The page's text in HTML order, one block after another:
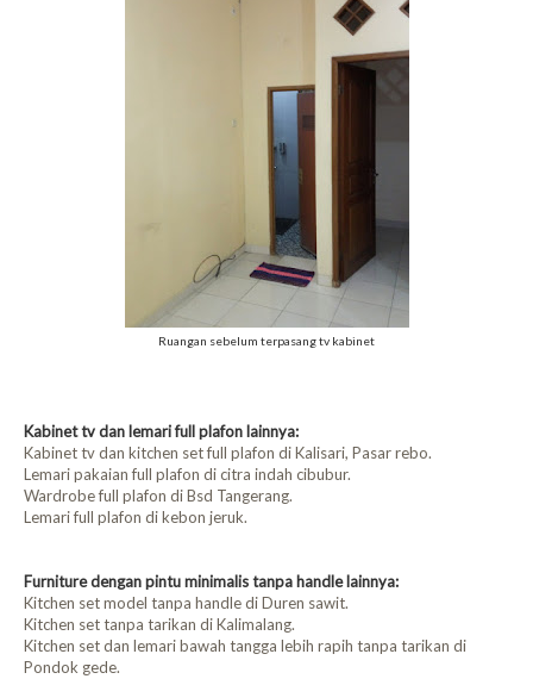
Ruangan sebelum terpasang tv kabinet
Kabinet tv dan lemari full plafon lainnya:
Kabinet tv dan kitchen set full plafon di Kalisari, Pasar rebo.
Lemari pakaian full plafon di citra indah cibubur.
Wardrobe full plafon di Bsd Tangerang.
Lemari full plafon di kebon jeruk.
Furniture dengan pintu minimalis tanpa handle lainnya:
Kitchen set model tanpa handle di Duren sawit.
Kitchen set tanpa tarikan di Kalimalang.
Kitchen set dan lemari bawah tangga lebih rapih tanpa tarikan di
Pondok gede.